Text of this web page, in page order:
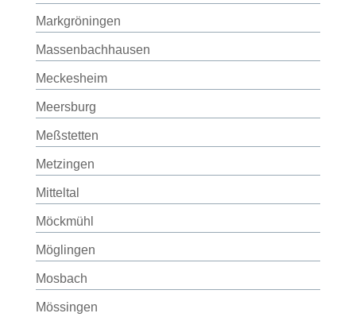
Markgröningen
Massenbachhausen
Meckesheim
Meersburg
Meßstetten
Metzingen
Mitteltal
Möckmühl
Möglingen
Mosbach
Mössingen